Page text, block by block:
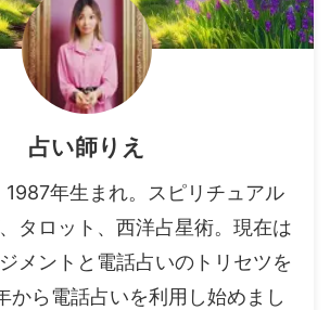
占い師りえ
1987年生まれ。スピリチュアル
タロット、西洋占星術。現在は
メントと電話占いのトリセツを
から電話占いを利用し始めまし